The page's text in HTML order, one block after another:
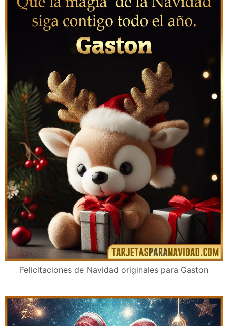
Felicitaciones de Navidad para Gaston